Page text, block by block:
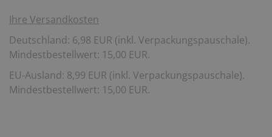
Ihre Versandkosten
Deutschland: 6,98 EUR (inkl. Verpackungspauschale).
Mindestbestellwert: 15,00 EUR.
EU-Ausland: 8,99 EUR (inkl. Verpackungspauschale).
Mindestbestellwert: 15,00 EUR.